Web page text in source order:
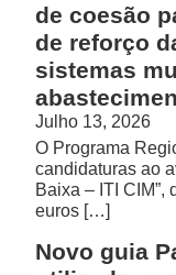
de coesão
de reforço
sistemas
Julho 13, 2026
O Programa
candidaturas ao
Baixa – ITI
euros […]
Novo guia